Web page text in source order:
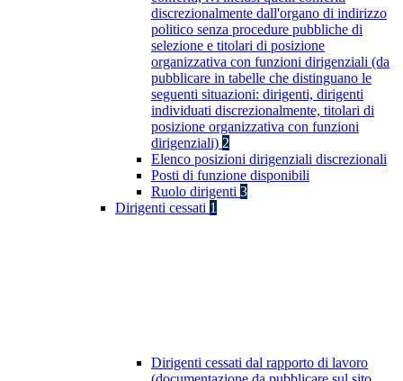
discrezionalmente dall'organo di indirizzo
politico senza procedure pubbliche di
selezione e titolari di posizione
organizzativa con funzioni dirigenziali (da
pubblicare in tabelle che distinguano le
seguenti situazioni: dirigenti, dirigenti
individuati discrezionalmente, titolari di
posizione organizzativa con funzioni
dirigenziali) 2
Elenco posizioni dirigenziali discrezionali
Posti di funzione disponibili
Ruolo dirigenti 3
Dirigenti cessati 1
Dirigenti cessati dal rapporto di lavoro